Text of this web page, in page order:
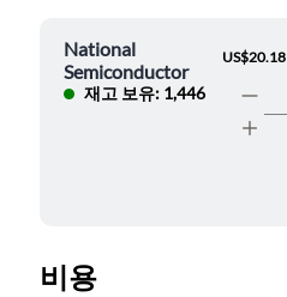
National
Semiconductor
재고 보유: 1,446
US$20.18
비용